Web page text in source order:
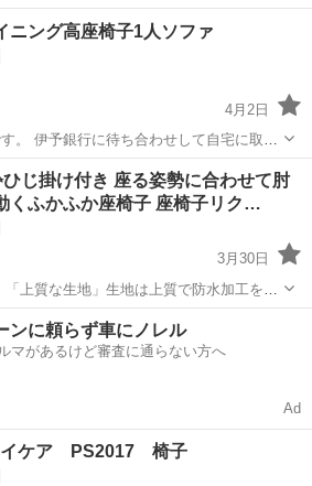
寮完備！自宅からマイカー通勤OK！無料
！《徳島県板野郡松茂町》 人気の工
ニング高座椅子1人ソファ
4月2日
。 伊予銀行に待ち合わせして自宅に取り
ソファ リクライニング
ひじ掛け付き 座る姿勢に合わせて肘
くふかふか座椅子 座椅子リク…
3月30日
な製品に比べ、ペットの爪による軽いひ
います。 座椅子本体サイズ：長さ110cm*
ソファ
ンに頼らず車にノレル
マがあるけど審査に通らない方へ
Ad
ケア PS2017 椅子